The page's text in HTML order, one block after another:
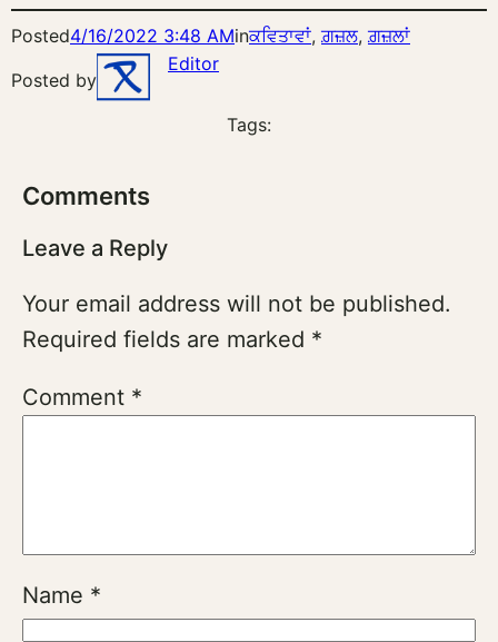
Posted4/16/2022 3:48 AMinਕਵਿਤਾਵਾਂ, ਗ਼ਜ਼ਲ, ਗ਼ਜ਼ਲਾਂ
Posted by
Editor
Tags:
Comments
Leave a Reply
Your email address will not be published.
Required fields are marked *
Comment *
Name *